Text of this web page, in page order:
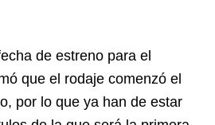
de estreno para el
que el rodaje comenzó el
por lo que ya han de estar